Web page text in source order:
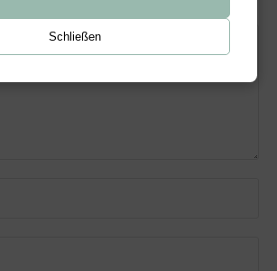
Schließen